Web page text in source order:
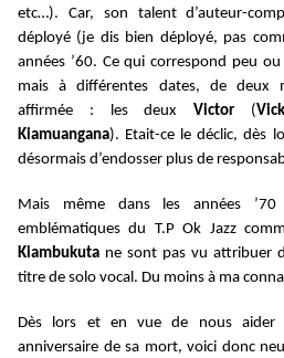
etc…). Car, son talent d’auteur-
déployé (je dis bien déployé, pas
années ’60. Ce qui correspond peu
mais à différentes dates, de deux
affirmée : les deux Victor (
Kiamuangana). Etait-ce le déclic, dès
désormais d’endosser plus de
Mais même dans les années
emblématiques du T.P Ok Jazz
Kiambukuta ne sont pas vu attribuer
titre de solo vocal. Du moins à ma
Dès lors et en vue de nous aider
anniversaire de sa mort, voici donc